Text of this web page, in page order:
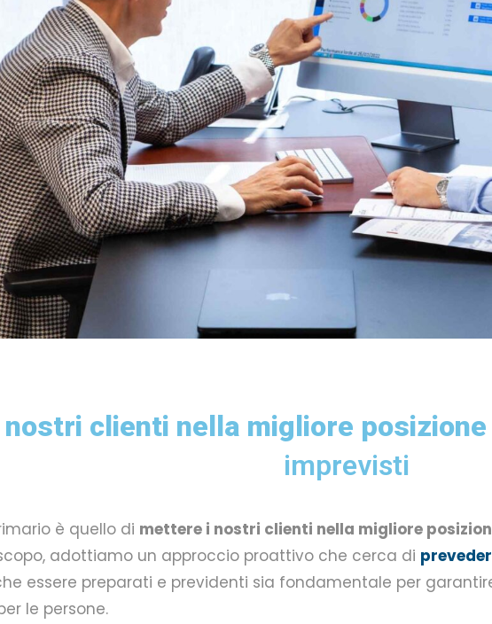
clienti nella migliore
imprevisti
è quello di mettere i nostri clienti nella migliore
adottiamo un approccio proattivo che cerca di
essere preparati e previdenti sia fondamentale per
le persone.